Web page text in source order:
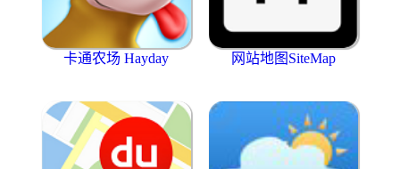
卡通农场 Hayday 网站地图SiteMap